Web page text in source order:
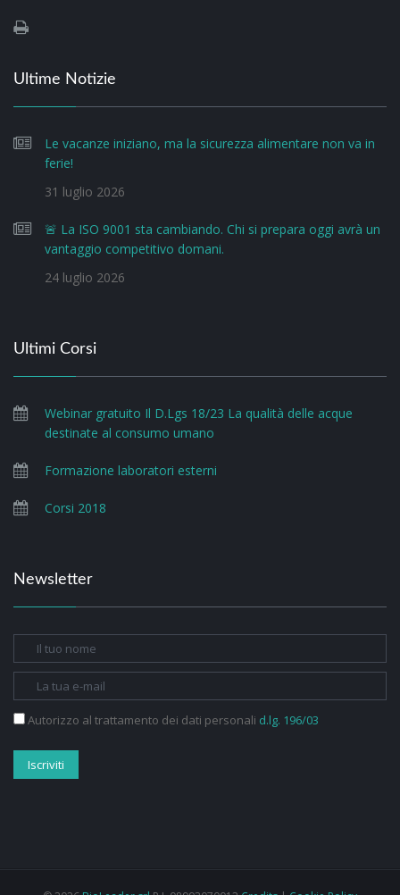
Ultime Notizie
Le vacanze iniziano, ma la sicurezza alimentare non va in
ferie!
31 luglio 2026
🚨 La ISO 9001 sta cambiando. Chi si prepara oggi avrà un
vantaggio competitivo domani.
24 luglio 2026
Ultimi Corsi
Webinar gratuito Il D.Lgs 18/23 La qualità delle acque
destinate al consumo umano
Formazione laboratori esterni
Corsi 2018
Newsletter
Autorizzo al trattamento dei dati personali d.lg. 196/03